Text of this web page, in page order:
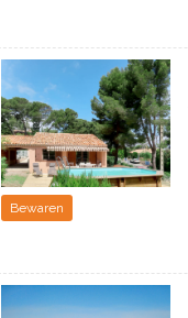
Bewaren